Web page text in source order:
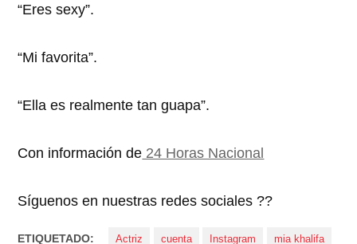
“Eres sexy”.
“Mi favorita”.
“Ella es realmente tan guapa”.
Con información de 24 Horas Nacional
Síguenos en nuestras redes sociales ??
ETIQUETADO: Actriz cuenta Instagram mia khalifa